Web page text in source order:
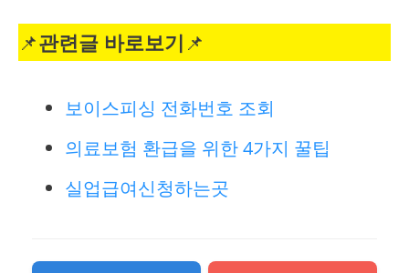
📌관련글 바로보기 📌
보이스피싱 전화번호 조회
의료보험 환급을 위한 4가지 꿀팁
실업급여신청하는곳